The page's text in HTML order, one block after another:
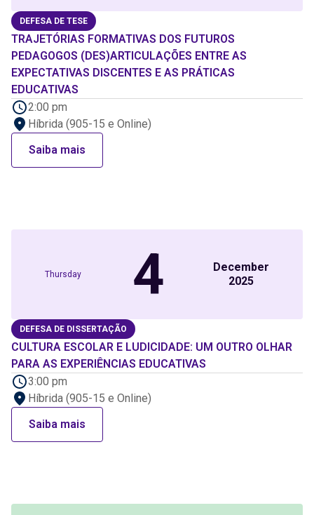
DEFESA DE TESE
TRAJETÓRIAS FORMATIVAS DOS FUTUROS
PEDAGOGOS (DES)ARTICULAÇÕES ENTRE AS
EXPECTATIVAS DISCENTES E AS PRÁTICAS
EDUCATIVAS
2:00 pm
Híbrida (905-15 e Online)
Saiba mais
Thursday 4
December
2025
DEFESA DE DISSERTAÇÃO
CULTURA ESCOLAR E LUDICIDADE: UM OUTRO OLHAR
PARA AS EXPERIÊNCIAS EDUCATIVAS
3:00 pm
Híbrida (905-15 e Online)
Saiba mais